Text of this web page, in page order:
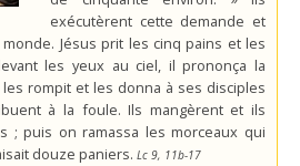
exécutèrent cette demande et
Jésus prit les cinq pains et les
les yeux au ciel, il prononça la
rompit et les donna à ses disciples
à la foule. Ils mangèrent et ils
; puis on ramassa les morceaux qui
douze paniers. Lc 9, 11b-17